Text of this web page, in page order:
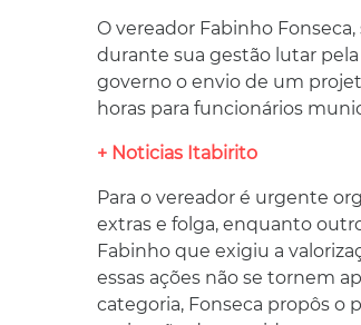
O vereador Fabinho
durante sua gestão lutar
governo o envio de um
horas para funcionários
+ Noticias Itabirito
Para o vereador é urgente
extras e folga, enquanto
Fabinho que exigiu a
essas ações não se tornem
categoria, Fonseca propôs o